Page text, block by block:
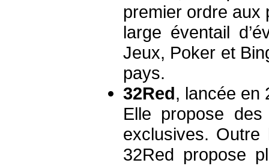
premier ordre aux
large éventail
Jeux, Poker et
pays.
32Red, lancée en
Elle propose
exclusives.
32Red propose